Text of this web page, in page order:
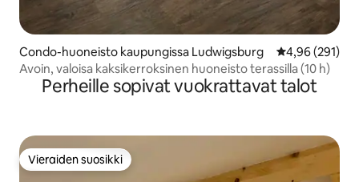
Condo-huoneisto kaupungissa Ludwigsburg
4,96 (291)
Avoin, valoisa kaksikerroksinen huoneisto terassilla (10 h)
Perheille sopivat vuokrattavat talot
Vieraiden suosikki
Vieraiden suosikki